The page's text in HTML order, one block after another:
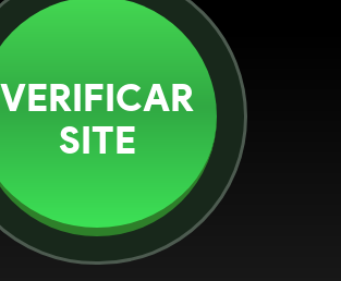
VERIFICAR
SITE